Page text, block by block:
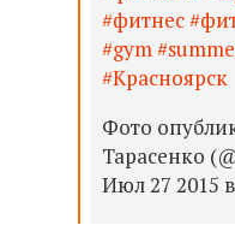
#фитнес
#gym
#Красноярск
Фото
Тарасенко
Июл 27 2015